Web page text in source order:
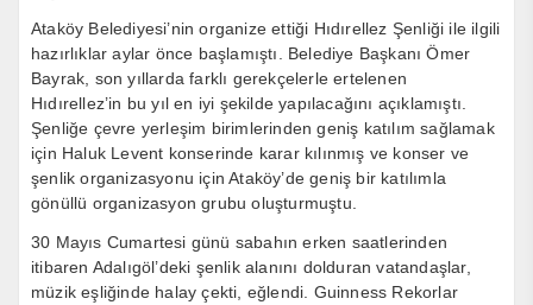
Ataköy Belediyesi’nin organize ettiği Hıdırellez Şenliği ile ilgili
hazırlıklar aylar önce başlamıştı. Belediye Başkanı Ömer
Bayrak, son yıllarda farklı gerekçelerle ertelenen
Hıdırellez’in bu yıl en iyi şekilde yapılacağını açıklamıştı.
Şenliğe çevre yerleşim birimlerinden geniş katılım sağlamak
için Haluk Levent konserinde karar kılınmış ve konser ve
şenlik organizasyonu için Ataköy’de geniş bir katılımla
gönüllü organizasyon grubu oluşturmuştu.
30 Mayıs Cumartesi günü sabahın erken saatlerinden
itibaren Adalıgöl’deki şenlik alanını dolduran vatandaşlar,
müzik eşliğinde halay çekti, eğlendi. Guinness Rekorlar